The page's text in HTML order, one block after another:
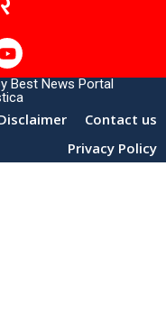
Best News Portal
Contact us
Privacy Policy